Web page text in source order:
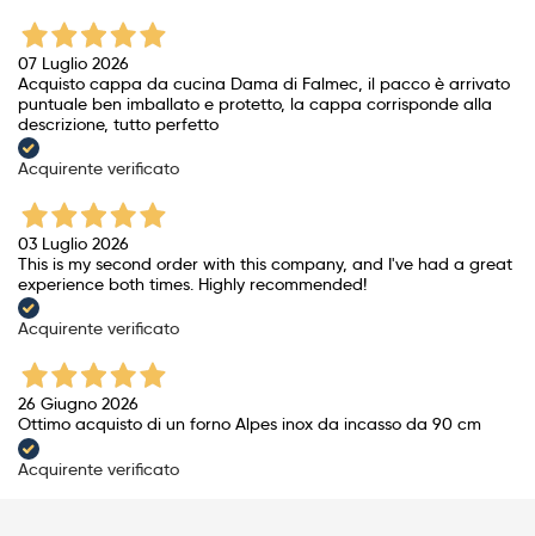
07 Luglio 2026
Acquisto cappa da cucina Dama di Falmec, il pacco è arrivato
puntuale ben imballato e protetto, la cappa corrisponde alla
descrizione, tutto perfetto
Acquirente verificato
03 Luglio 2026
This is my second order with this company, and I've had a great
experience both times. Highly recommended!
Acquirente verificato
26 Giugno 2026
Ottimo acquisto di un forno Alpes inox da incasso da 90 cm
Acquirente verificato